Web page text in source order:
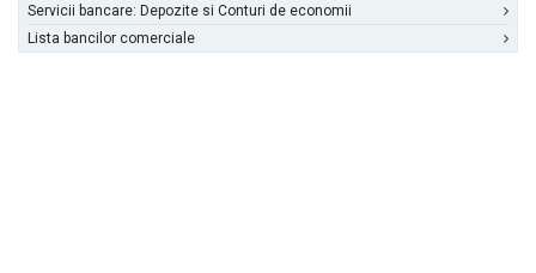
Servicii bancare: Depozite si Conturi de economii
Lista bancilor comerciale